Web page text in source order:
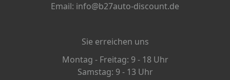
Email: info@b27auto-discount.de
Sie erreichen uns
Montag - Freitag: 9 - 18 Uhr
Samstag: 9 - 13 Uhr